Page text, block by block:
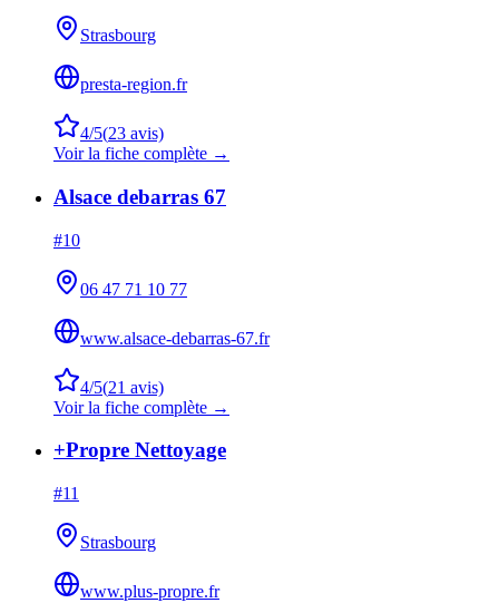
Strasbourg
presta-region.fr
4/5(23 avis)
Voir la fiche complète →
Alsace debarras 67
#10
06 47 71 10 77
www.alsace-debarras-67.fr
4/5(21 avis)
Voir la fiche complète →
+Propre Nettoyage
#11
Strasbourg
www.plus-propre.fr